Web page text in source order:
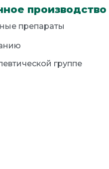
производство
препараты
группе